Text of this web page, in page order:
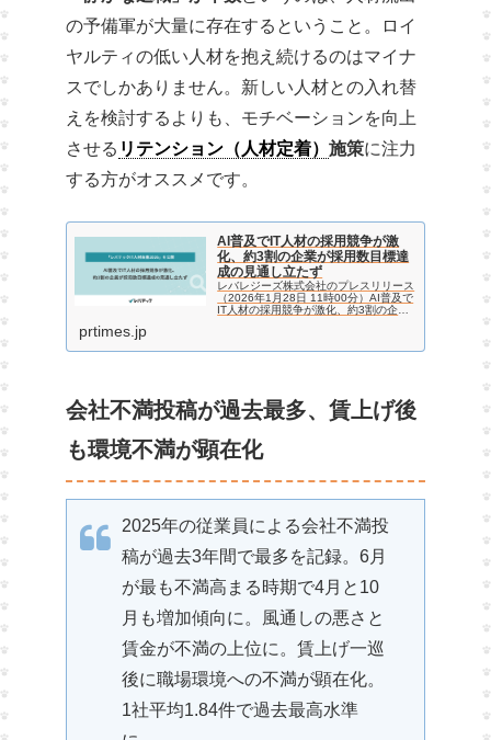
の予備軍が大量に存在するということ。ロイ
ヤルティの低い人材を抱え続けるのはマイナ
スでしかありません。新しい人材との入れ替
えを検討するよりも、モチベーションを向上
させる リテンション（人材定着） 施策に注力
する方がオススメです。
AI普及でIT人材の採用競争が激
化、約3割の企業が採用数目標達
成の見通し立たず
レバレジーズ株式会社のプレスリリース
（2026年1月28日 11時00分）AI普及で
IT人材の採用競争が激化、約3割の企業
prtimes.jp
会社不満投稿が過去最多、賃上げ後
も環境不満が顕在化
2025年の従業員による会社不満投
稿が過去3年間で最多を記録。6月
が最も不満高まる時期で4月と10
月も増加傾向に。風通しの悪さと
賃金が不満の上位に。賃上げ一巡
後に職場環境への不満が顕在化。
1社平均1.84件で過去最高水準